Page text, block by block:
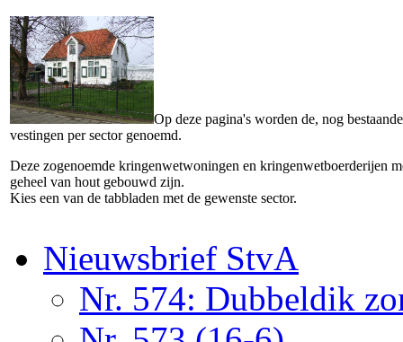
Op deze pagina's worden de, nog
vestingen per sector genoemd.
Deze zogenoemde kringenwetwoningen en kringenwetboerderijen
geheel van hout gebouwd zijn.
Kies een van de tabbladen met de gewenste sector.
Nieuwsbrief StvA
Nr. 574: Dubbeldik